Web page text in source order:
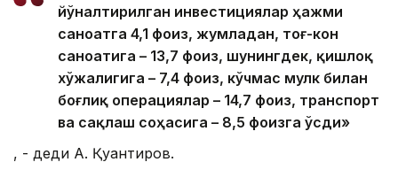
йўналтирилган инвестициялар ҳажми
саноатга 4,1 фоиз, жумладан, тоғ-кон
саноатига – 13,7 фоиз, шунингдек, қишлоқ
хўжалигига – 7,4 фоиз, кўчмас мулк билан
боғлиқ операциялар – 14,7 фоиз, транспорт
ва сақлаш соҳасига – 8,5 фоизга ўсди»
, - деди А. Қуантиров.